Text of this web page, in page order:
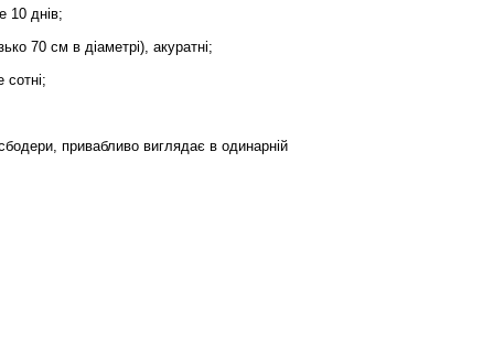
10 днів;
70 см в діаметрі), акуратні;
сотні;
привабливо виглядає в одинарній